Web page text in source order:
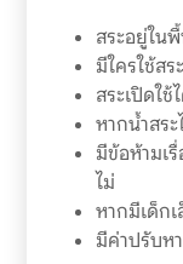
สระอยู่ใน
มีใครใช้ส
สระเปิดใช้
หากน้ำสร
มีข้อห้ามเ
ไม่
หากมีเด็กเ
มีค่าปรับห